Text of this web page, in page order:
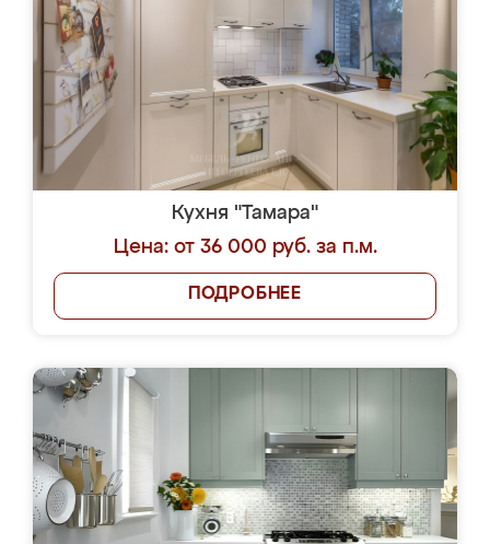
Кухня "Тамара"
Цена: от 36 000 руб. за п.м.
ПОДРОБНЕЕ